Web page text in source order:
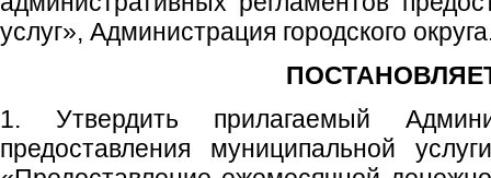
услуг», Администрация городского
1. Утвердить прилагаемый
предоставления муниципальной